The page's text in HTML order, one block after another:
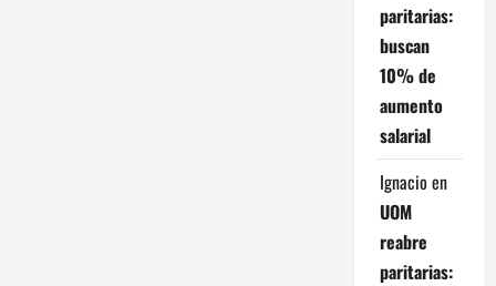
paritarias:
buscan
10% de
aumento
salarial
Ignacio en
UOM
reabre
paritarias: